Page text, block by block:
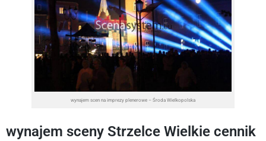
wynajem scen na imprezy plenerowe – Środa Wielkopolska
wynajem sceny Strzelce Wielkie cennik